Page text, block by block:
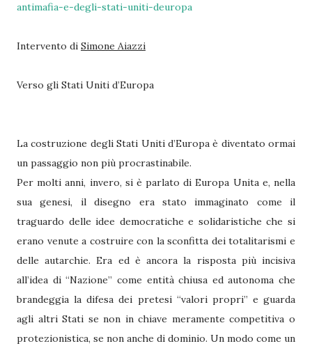
antimafia-e-degli-stati-uniti-deuropa
Intervento di Simone Aiazzi
Verso gli Stati Uniti d’Europa
La costruzione degli Stati Uniti d’Europa è diventato ormai
un passaggio non più procrastinabile.
Per molti anni, invero, si è parlato di Europa Unita e, nella
sua genesi, il disegno era stato immaginato come il
traguardo delle idee democratiche e solidaristiche che si
erano venute a costruire con la sconfitta dei totalitarismi e
delle autarchie. Era ed è ancora la risposta più incisiva
all’idea di “Nazione” come entità chiusa ed autonoma che
brandeggia la difesa dei pretesi “valori propri” e guarda
agli altri Stati se non in chiave meramente competitiva o
protezionistica, se non anche di dominio. Un modo come un